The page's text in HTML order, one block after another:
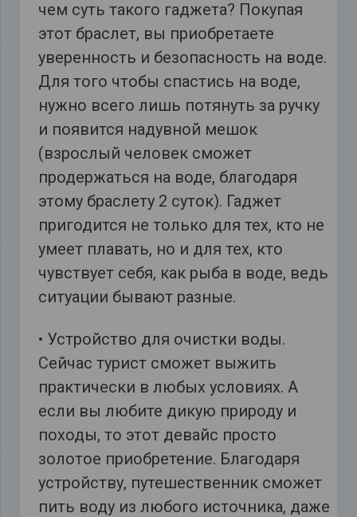
чем суть такого гаджета? Покупая
этот браслет, вы приобретаете
уверенность и безопасность на воде.
Для того чтобы спастись на воде,
нужно всего лишь потянуть за ручку
и появится надувной мешок
(взрослый человек сможет
продержаться на воде, благодаря
этому браслету 2 суток). Гаджет
пригодится не только для тех, кто не
умеет плавать, но и для тех, кто
чувствует себя, как рыба в воде, ведь
ситуации бывают разные.
• Устройство для очистки воды.
Сейчас турист сможет выжить
практически в любых условиях. А
если вы любите дикую природу и
походы, то этот девайс просто
золотое приобретение. Благодаря
устройству, путешественник сможет
пить воду из любого источника, даже